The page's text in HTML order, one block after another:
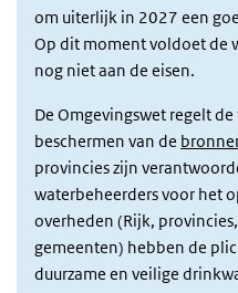
om uiterlijk in 2027 een
Op dit moment voldoet de
nog niet aan de eisen.
De Omgevingswet regelt
beschermen van de
provincies zijn
waterbeheerders voor het
overheden (Rijk,
gemeenten) hebben de
duurzame en veilige